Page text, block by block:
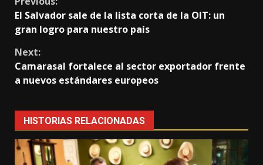
Continue
Reading
El Salvador sale de la lista corta de la OIT: un
gran logro para nuestro país
Next:
Camarasal fortalece al sector exportador frente
a nuevos estándares europeos
HISTORIAS RELACIONADAS